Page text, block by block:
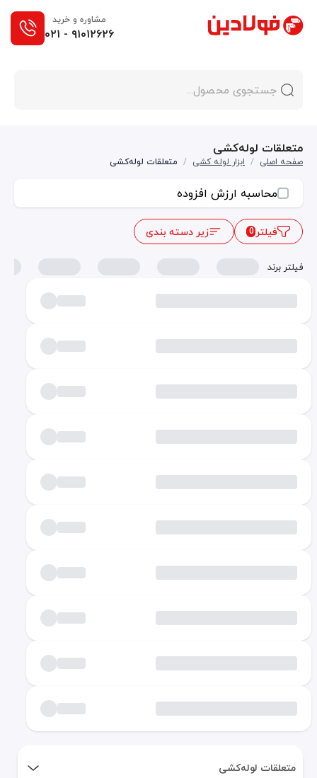
مشاوره و خرید
۰۲۱ - ۹۱۰۱۲۶۲۶
متعلقات لوله‌کشی
صفحه اصلی / ابزار لوله کشی / متعلقات لوله‌کشی
محاسبه ارزش افزوده
فیلتر0 زیر دسته بندی
فیلتر برند
متعلقات لوله‌کشی